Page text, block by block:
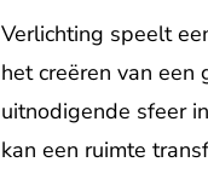
Verlichting speelt
het creëren van een
uitnodigende sfeer
kan een ruimte